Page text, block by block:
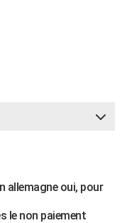
allemagne oui, pour
le non paiement